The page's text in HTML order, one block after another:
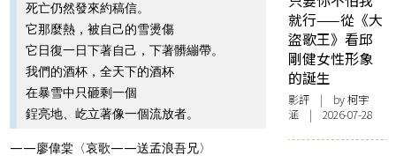
死亡仍然發來約稿信。
它那麼熱，被自己的雪燙傷
它日復一日下著自己，下著髒繃帶。
我們的酒杯，全天下的酒杯
在暴雪中只砸剩一個
鋥亮地、屹立著像一個流放者。
——廖偉棠〈哀歌——送孟浪吾兄〉
就行——從《大
盜歌王》看邱
剛健女性形象
的誕生
影評 | by 柯宇
涵 | 2026-07-28